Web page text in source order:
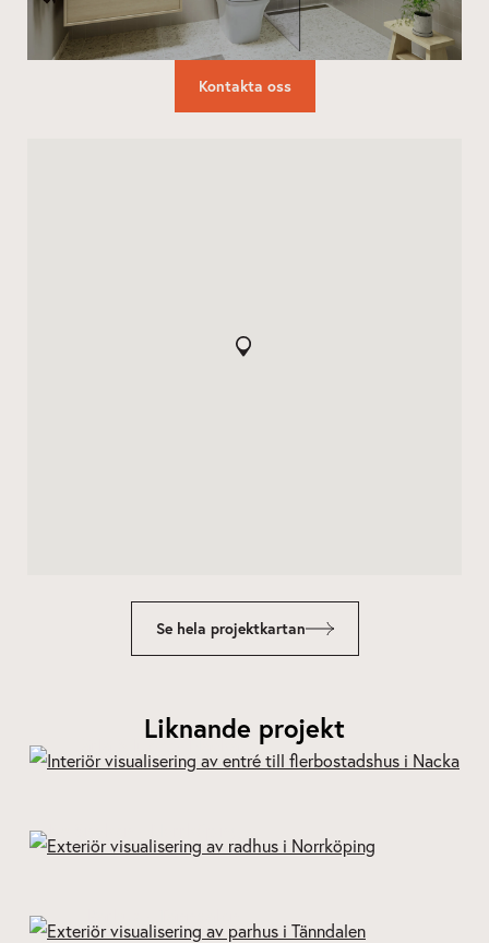
Kontakta oss
Se hela projektkartan
Liknande projekt
Järla Siluett - Nacka